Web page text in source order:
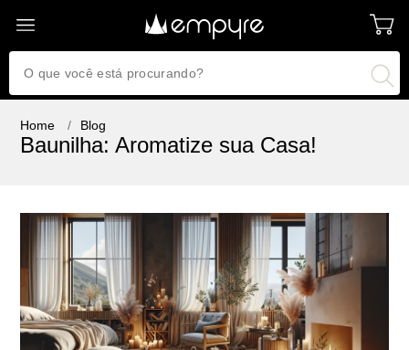
Home Blog
Baunilha: Aromatize sua Casa!